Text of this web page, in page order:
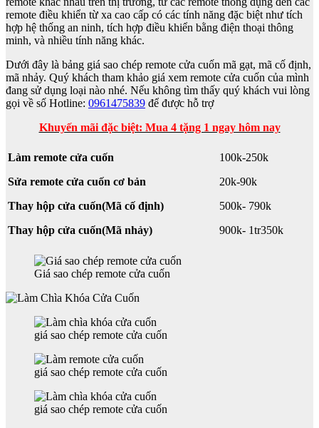
remote điều khiển từ xa cao cấp có các tính năng đặc biệt như tích
hợp hệ thống an ninh, tích hợp điều khiển bằng điện thoại thông
minh, và nhiều tính năng khác.
Dưới đây là bảng giá sao chép remote cửa cuốn mã gạt, mã cố định,
mã nhảy. Quý khách tham khảo giá xem remote cửa cuốn của mình
đang sử dụng loại nào nhé. Nếu không tìm thấy quý khách vui lòng
gọi về số Hotline: 0961475839 để được hỗ trợ
Khuyến mãi đặc biệt: Mua 4 tặng 1 ngay hôm nay
Làm remote cửa cuốn
100k-250k
Sửa remote cửa cuốn cơ bản
20k-90k
Thay hộp cửa cuốn(Mã cố định)
500k- 790k
Thay hộp cửa cuốn(Mã nhảy)
900k- 1tr350k
Giá sao chép remote cửa cuốn
giá sao chép remote cửa cuốn
giá sao chép remote cửa cuốn
giá sao chép remote cửa cuốn